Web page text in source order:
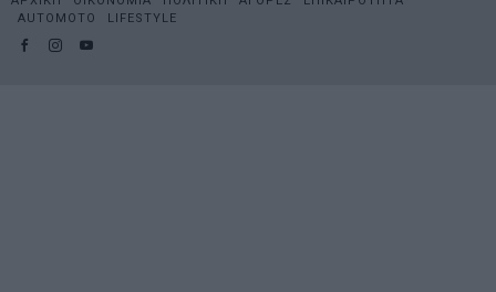
AUTOMOTO
LIFESTYLE